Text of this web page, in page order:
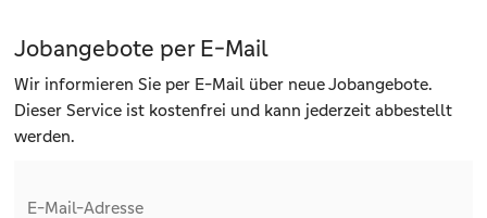
Jobangebote per E-Mail
Wir informieren Sie per E-Mail über neue Jobangebote.
Dieser Service ist kostenfrei und kann jederzeit abbestellt
werden.